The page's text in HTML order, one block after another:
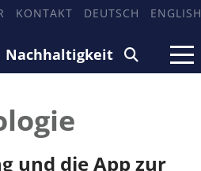
KONTAKT DEUTSCH ENGLISH
Nachhaltigkeit
und die App zur